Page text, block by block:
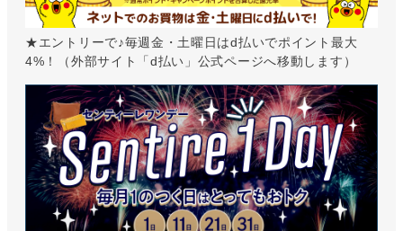
★エントリーで♪毎週金・土曜日はd払いでポイント最大
4%！（外部サイト「d払い」公式ページへ移動します）